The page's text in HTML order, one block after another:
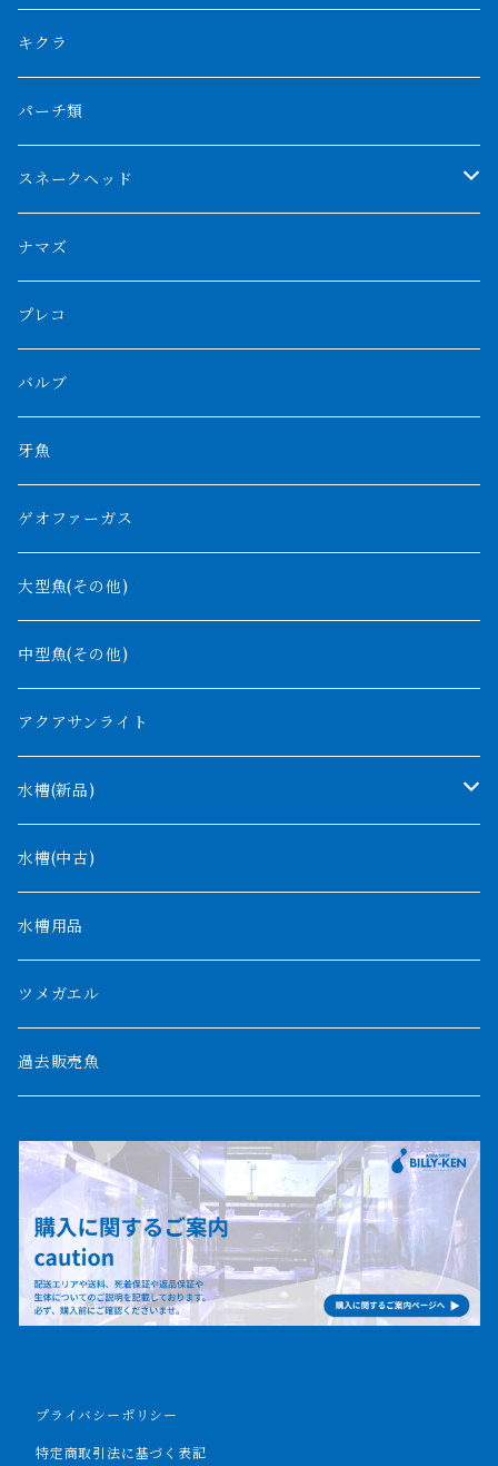
厳選 過背金龍
フルゴールデンクロスバック
ブルーベースクロスバック
BILLY-KENオリジナルブランド紅龍
チョッパーレッド
ブルレッド
その他アジアアロワナ
特殊個体
紅龍
バンジャール
シルバーアロワナ
ブラックアロワナ
ノーザンバラムンディ
その他アロワナ
リアルバンド
フォークバンド
フォーバータイガー
メニーバータイガー
ニューギニアダトニオ
プラチナ個体
ショート個体
ハイブリッドポリプ
エンドリケリー
ギニア
ナイジェリア
ナイルビチャー
ナポレオンビチャー
バロ川
ビキールビキール
トゥルカナ湖
オモ川
タンガニーカビチャー
アンソルギー
コウロントン
ラプラディ
ギニア
ナイジェリア
コンギクス
オルナティピンニス
コンゴ
タンガニーカ
ウィークシー
モケレンベンベ
デルヘッジ
ザイールグリーン
パルマス
ポーリー
セネガルス
ナイル川
ナイジェリア
ブリードポリプ
エンドリケリー
ビキールビキール
ラプラディ
ダイヤモンドポルカ
クロコダイル
その他淡水エイ
ネオケラ
その他肺魚
キクラ
パーチ類
スネークヘッド
チャンナバルカ
大型スネークヘッド
中型スネークヘッド
小型スネークヘッド
ナマズ
プレコ
バルブ
牙魚
ゲオファーガス
大型魚(その他)
中型魚(その他)
アクアサンライト
水槽(新品)
1200mm以下
1500mm
1800mm
2000mm以上
水槽(中古)
水槽用品
ツメガエル
過去販売魚
プライバシーポリシー
特定商取引法に基づく表記